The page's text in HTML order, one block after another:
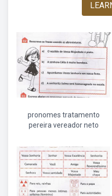
pronomes tratamento
pereira vereador neto